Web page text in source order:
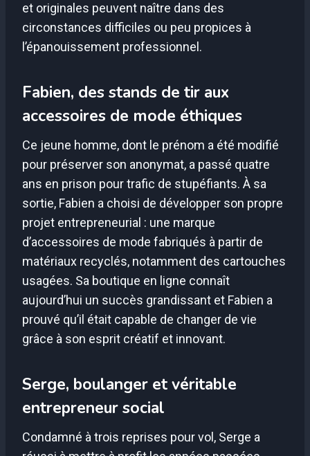
et originales peuvent naître dans des
circonstances difficiles ou peu propices à
l’épanouissement professionnel.
Fabien, des stands de tir aux
accessoires de mode éthiques
Ce jeune homme, dont le prénom a été modifié
pour préserver son anonymat, a passé quatre
ans en prison pour trafic de stupéfiants. À sa
sortie, Fabien a choisi de développer son propre
projet entrepreneurial : une marque
d’accessoires de mode fabriqués à partir de
matériaux recyclés, notamment des cartouches
usagées. Sa boutique en ligne connaît
aujourd’hui un succès grandissant et Fabien a
prouvé qu’il était capable de changer de vie
grâce à son esprit créatif et innovant.
Serge, boulanger et véritable
entrepreneur social
Condamné à trois reprises pour vol, Serge a